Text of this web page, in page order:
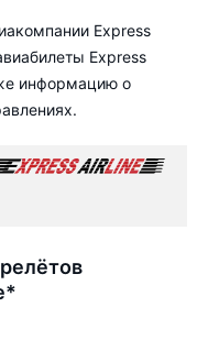
Express
Express
информацию о